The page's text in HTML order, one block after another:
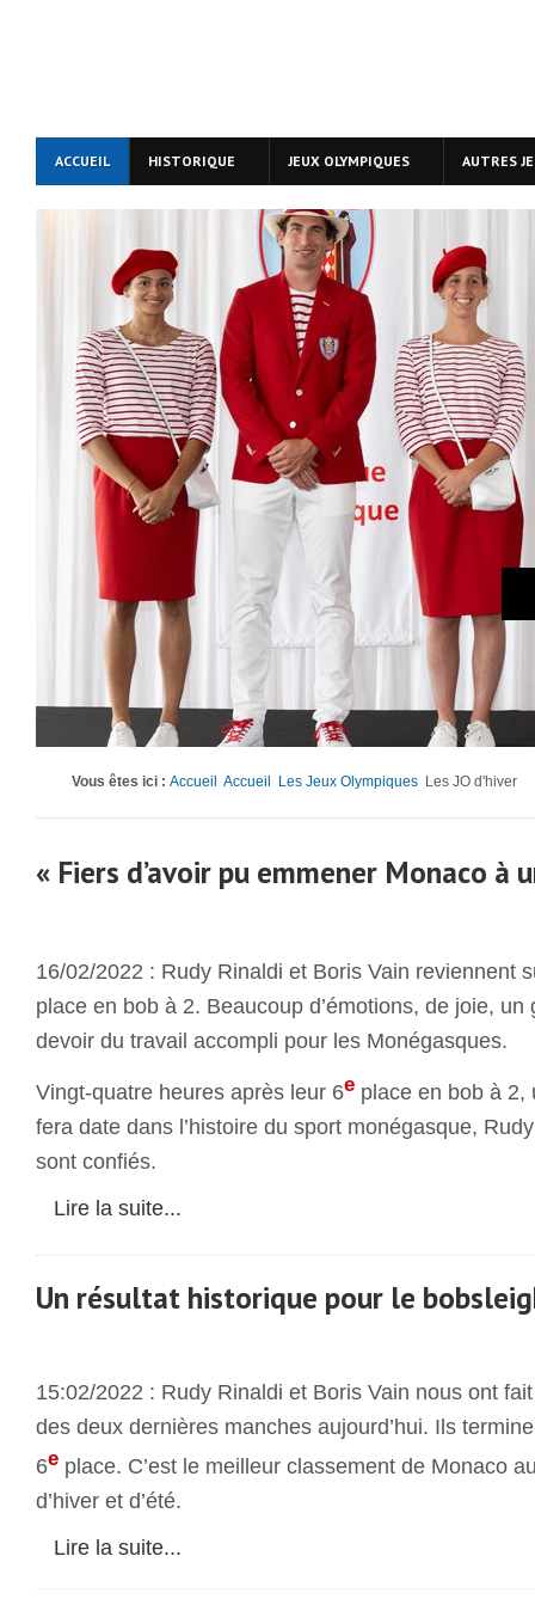
ACCUEIL HISTORIQUE JEUX OLYMPIQUES AUTRES
Vous êtes ici : Accueil Accueil Les Jeux Olympiques Les JO d'hiver
« Fiers d’avoir pu emmener Monaco à
16/02/2022 : Rudy Rinaldi et Boris Vain reviennent
place en bob à 2. Beaucoup d’émotions, de joie,
devoir du travail accompli pour les Monégasques.
Vingt-quatre heures après leur 6e place en bob à 2,
fera date dans l’histoire du sport monégasque,
sont confiés.
Lire la suite...
Un résultat historique pour le
15:02/2022 : Rudy Rinaldi et Boris Vain nous ont
des deux dernières manches aujourd’hui. Ils
6e place. C’est le meilleur classement de Monaco
d’hiver et d’été.
Lire la suite...